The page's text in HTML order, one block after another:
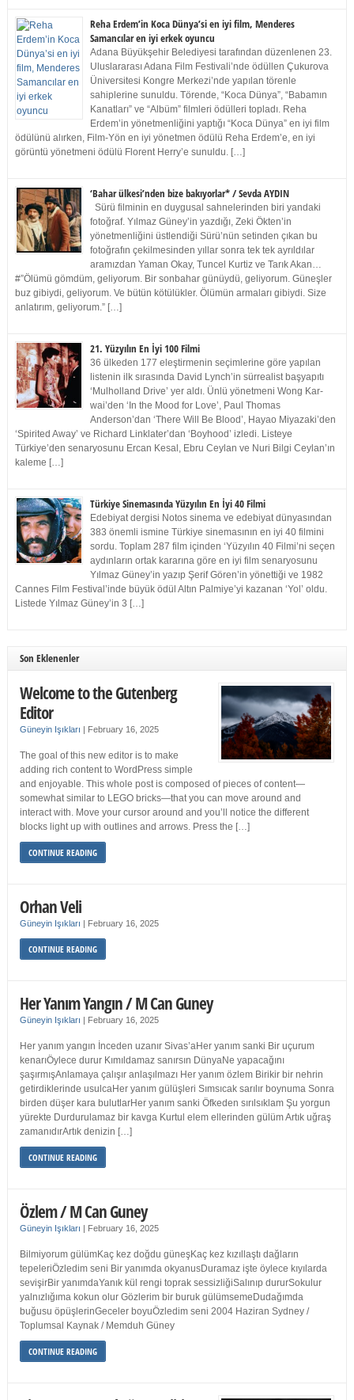
Reha Erdem’in Koca Dünya’si en iyi film, Menderes
Samancılar en iyi erkek oyuncu
Adana Büyükşehir Belediyesi tarafından düzenlenen 23.
Uluslararası Adana Film Festivali’nde ödüllen Çukurova
Üniversitesi Kongre Merkezi’nde yapılan törenle
sahiplerine sunuldu. Törende, “Koca Dünya”, “Babamın
Kanatları” ve “Albüm” filmleri ödülleri topladı. Reha
Erdem’in yönetmenliğini yaptığı “Koca Dünya” en iyi film
ödülünü alırken, Film-Yön en iyi yönetmen ödülü Reha Erdem’e, en iyi
görüntü yönetmeni ödülü Florent Herry’e sunuldu. […]
‘Bahar ülkesi’nden bize bakıyorlar* / Sevda AYDIN
Sürü filminin en duygusal sahnelerinden biri yandaki
fotoğraf. Yılmaz Güney’in yazdığı, Zeki Ökten’in
yönetmenliğini üstlendiği Sürü’nün setinden çıkan bu
fotoğrafın çekilmesinden yıllar sonra tek tek ayrıldılar
aramızdan Yaman Okay, Tuncel Kurtiz ve Tarık Akan…
#”Ölümü gömdüm, geliyorum. Bir sonbahar günüydü, geliyorum. Güneşler
buz gibiydi, geliyorum. Ve bütün kötülükler. Ölümün armaları gibiydi. Size
anlatırım, geliyorum.” […]
21. Yüzyılın En İyi 100 Filmi
36 ülkeden 177 eleştirmenin seçimlerine göre yapılan
listenin ilk sırasında David Lynch’in sürrealist başyapıtı
‘Mulholland Drive’ yer aldı. Ünlü yönetmeni Wong Kar-
wai’den ‘In the Mood for Love’, Paul Thomas
Anderson’dan ‘There Will Be Blood’, Hayao Miyazaki’den
‘Spirited Away’ ve Richard Linklater’dan ‘Boyhood’ izledi. Listeye
Türkiye’den senaryosunu Ercan Kesal, Ebru Ceylan ve Nuri Bilgi Ceylan’ın
kaleme […]
Türkiye Sinemasında Yüzyılın En İyi 40 Filmi
Edebiyat dergisi Notos sinema ve edebiyat dünyasından
383 önemli ismine Türkiye sinemasının en iyi 40 filmini
sordu. Toplam 287 film içinden ‘Yüzyılın 40 Filmi’ni seçen
aydınların ortak kararına göre en iyi film senaryosunu
Yılmaz Güney’in yazıp Şerif Gören’in yönettiği ve 1982
Cannes Film Festival’inde büyük ödül Altın Palmiye’yi kazanan ‘Yol’ oldu.
Listede Yılmaz Güney’in 3 […]
Son Eklenenler
Welcome to the Gutenberg
Editor
Güneyin Işıkları | February 16, 2025
The goal of this new editor is to make
adding rich content to WordPress simple
and enjoyable. This whole post is composed of pieces of content—
somewhat similar to LEGO bricks—that you can move around and
interact with. Move your cursor around and you’ll notice the different
blocks light up with outlines and arrows. Press the […]
CONTINUE READING
Orhan Veli
Güneyin Işıkları | February 16, 2025
CONTINUE READING
Her Yanım Yangın / M Can Guney
Güneyin Işıkları | February 16, 2025
Her yanım yangın İnceden uzanır Sivas’aHer yanım sanki Bir uçurum
kenarıÖylece durur Kımıldamaz sanırsın DünyaNe yapacağını
şaşırmışAnlamaya çalışır anlaşılmazı Her yanım özlem Birikir bir nehrin
getirdiklerinde usulcaHer yanım gülüşleri Sımsıcak sarılır boynuma Sonra
birden düşer kara bulutlarHer yanım sanki Öfkeden sırılsıklam Şu yorgun
yürekte Durdurulamaz bir kavga Kurtul elem ellerinden gülüm Artık uğraş
zamanıdırArtık denizin […]
CONTINUE READING
Özlem / M Can Guney
Güneyin Işıkları | February 16, 2025
Bilmiyorum gülümKaç kez doğdu güneşKaç kez kızıllaştı dağların
tepeleriÖzledim seni Bir yanımda okyanusDuramaz işte öylece kıyılarda
sevişirBir yanımdaYanık kül rengi toprak sessizliğiSalınıp dururSokulur
yalnızlığıma kokun olur Gözlerim bir buruk gülümsemeDudağımda
buğusu öpüşlerinGeceler boyuÖzledim seni 2004 Haziran Sydney /
Toplumsal Kaynak / Memduh Güney
CONTINUE READING